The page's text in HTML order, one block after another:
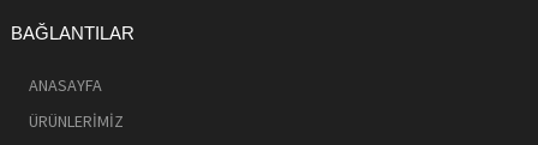
BAĞLANTILAR
ANASAYFA
ÜRÜNLERİMİZ